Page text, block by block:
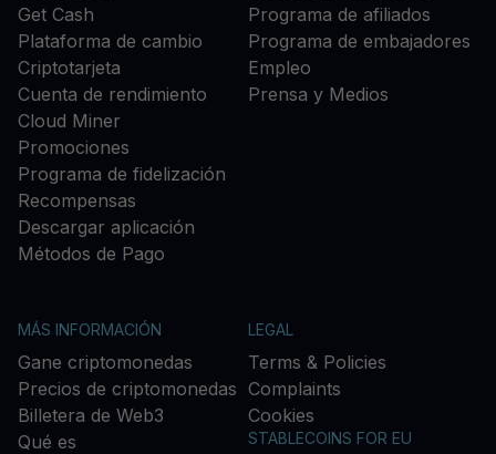
Get Cash
Plataforma de cambio
Criptotarjeta
Cuenta de rendimiento
Cloud Miner
Promociones
Programa de fidelización
Recompensas
Descargar aplicación
Métodos de Pago
Programa de afiliados
Programa de embajadores
Empleo
Prensa y Medios
MÁS INFORMACIÓN
Gane criptomonedas
Precios de criptomonedas
Billetera de Web3
Qué es
LEGAL
Terms & Policies
Complaints
Cookies
STABLECOINS FOR EU